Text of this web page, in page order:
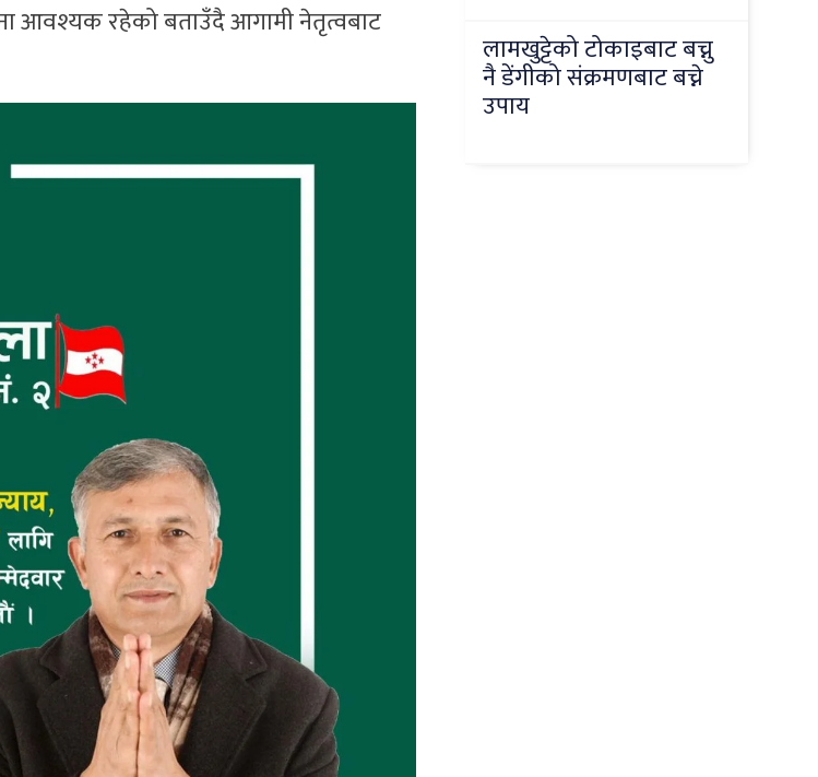
आवश्यक रहेको बताउँदै आगामी नेतृत्वबाट
लामखुट्टेको टोकाइबाट बच्नु
नै डेंगीको संक्रमणबाट बच्ने
उपाय